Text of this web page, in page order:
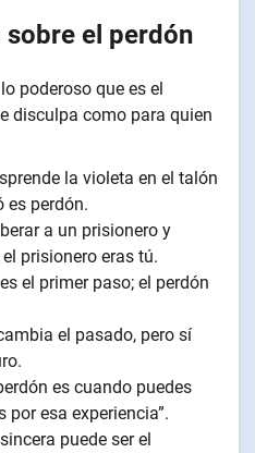
el perdón
poderoso que es el
disculpa como para quien
la violeta en el talón
es perdón.
a un prisionero y
prisionero eras tú.
el primer paso; el perdón
el pasado, pero sí
es cuando puedes
por esa experiencia”.
puede ser el